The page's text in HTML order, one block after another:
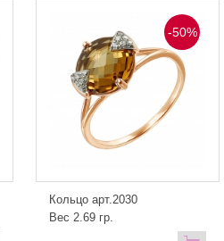
-50%
Кольцо арт.2030
Вес 2.69 гр.